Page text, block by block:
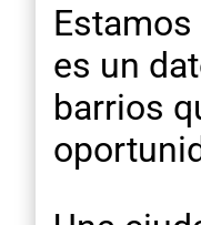
es un
barrios